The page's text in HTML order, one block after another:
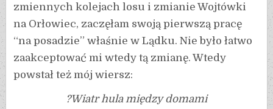
zmiennych kolejach losu i zmianie Wojtówki
na Orłowiec, zaczęłam swoją pierwszą pracę
“na posadzie” właśnie w Lądku. Nie było łatwo
zaakceptować mi wtedy tą zmianę. Wtedy
powstał też mój wiersz:
?Wiatr hula między domami